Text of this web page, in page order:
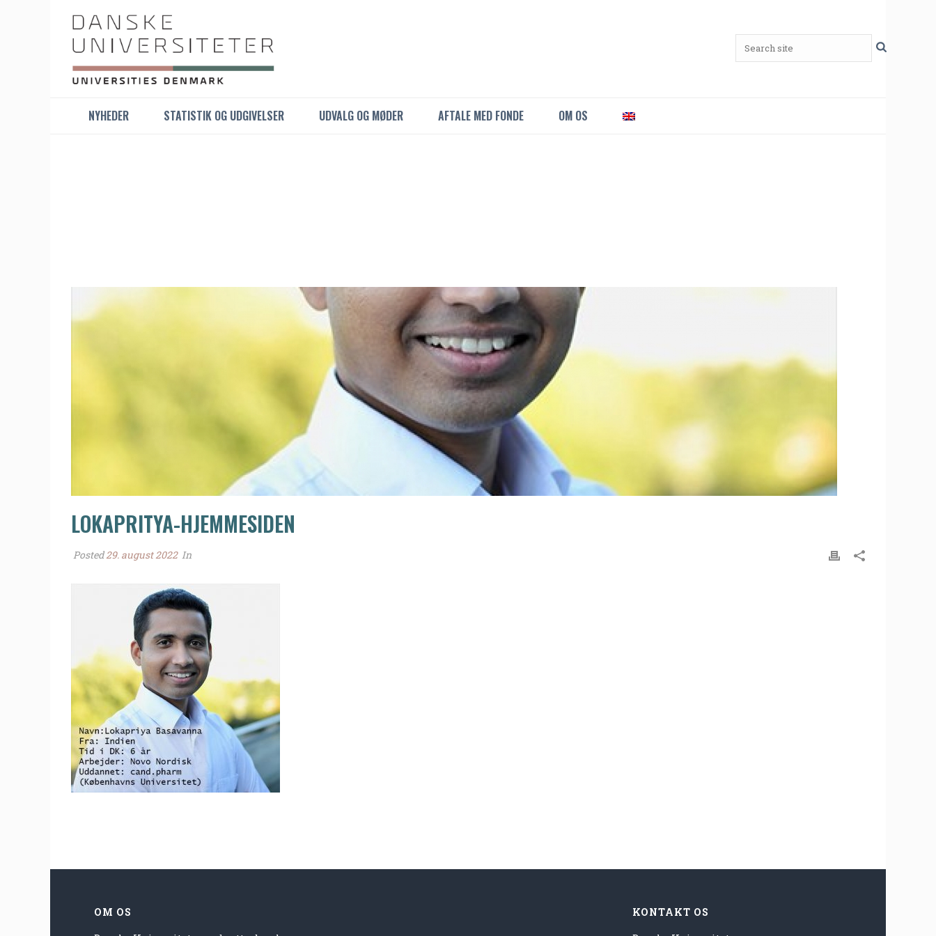
NYHEDER STATISTIK OG UDGIVELSER UDVALG OG MØDER AFTALE MED FONDE OM OS
LOKAPRITYA-HJEMMESIDEN
Posted29. august 2022 In
OM OS
KONTAKT OS